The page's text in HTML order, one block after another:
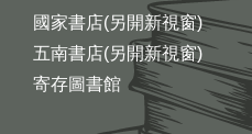
國家書店(另開新視窗)
五南書店(另開新視窗)
寄存圖書館